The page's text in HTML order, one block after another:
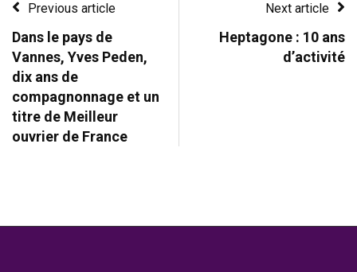
Previous article
Dans le pays de
Vannes, Yves Peden,
dix ans de
compagnonnage et un
titre de Meilleur
ouvrier de France
Next article
Heptagone : 10 ans
d’activité